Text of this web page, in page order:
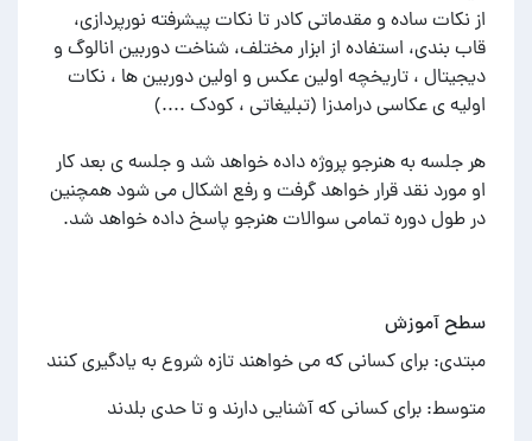
از نکات ساده و مقدماتی کادر تا نکات پیشرفته نورپردازی،
قاب بندی، استفاده از ابزار مختلف، شناخت دوربین انالوگ و
دیجیتال ، تاریخچه اولین عکس و اولین دوربین ها ، نکات
هر جلسه به هنرجو پروژه داده خواهد شد و جلسه ی بعد کار
او مورد نقد قرار خواهد گرفت و رفع اشکال می شود همچنین
در طول دوره تمامی سوالات هنرجو پاسخ داده خواهد شد.
سطح آموزش
مبتدی: برای کسانی که می خواهند تازه شروع به یادگیری کنند
متوسط: برای کسانی که آشنایی دارند و تا حدی بلدند